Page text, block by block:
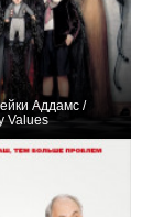
Аддамс /
Values